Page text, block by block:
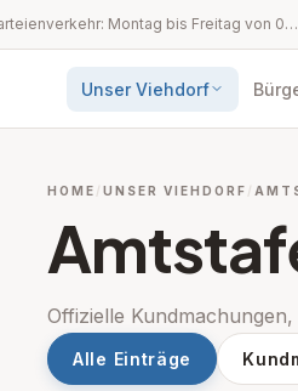
Parteienverkehr: Montag bis Freitag von 07:30 – 12:30 Uhr Dienstag von 13:30 – 18:00 Uhr sonst nachmittags nach telefonischer Vereinbarung Amtszeiten: MO: 7:00 - 16:00 DI: 7:00 – 18:00 MI: 7:00 – 16:00 DO: 7:00 – 15:00 FR: 7:00 – 13:00
Unser Viehdorf
aufklappen: Über uns
HOME UNSER VIEHDORF
Offizielle
Alle Einträge